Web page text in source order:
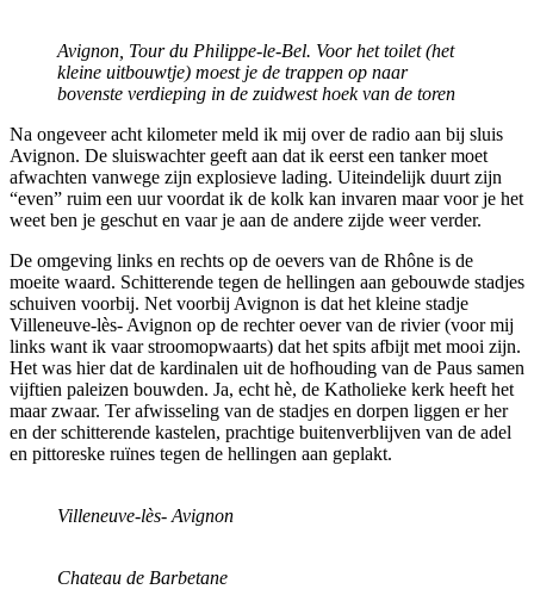
Avignon, Tour du Philippe-le-Bel. Voor het toilet (het
kleine uitbouwtje) moest je de trappen op naar
bovenste verdieping in de zuidwest hoek van de toren
Na ongeveer acht kilometer meld ik mij over de radio aan bij sluis
Avignon. De sluiswachter geeft aan dat ik eerst een tanker moet
afwachten vanwege zijn explosieve lading. Uiteindelijk duurt zijn
“even” ruim een uur voordat ik de kolk kan invaren maar voor je het
weet ben je geschut en vaar je aan de andere zijde weer verder.
De omgeving links en rechts op de oevers van de Rhône is de
moeite waard. Schitterende tegen de hellingen aan gebouwde stadjes
schuiven voorbij. Net voorbij Avignon is dat het kleine stadje
Villeneuve-lès- Avignon op de rechter oever van de rivier (voor mij
links want ik vaar stroomopwaarts) dat het spits afbijt met mooi zijn.
Het was hier dat de kardinalen uit de hofhouding van de Paus samen
vijftien paleizen bouwden. Ja, echt hè, de Katholieke kerk heeft het
maar zwaar. Ter afwisseling van de stadjes en dorpen liggen er her
en der schitterende kastelen, prachtige buitenverblijven van de adel
en pittoreske ruïnes tegen de hellingen aan geplakt.
Villeneuve-lès- Avignon
Chateau de Barbetane